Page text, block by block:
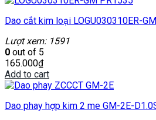
Dao cắt kim loại LOGU030310ER-
Lượt xem: 1591
0 out of 5
165.000₫
Add to cart
Dao phay hợp kim 2 me GM-2E-